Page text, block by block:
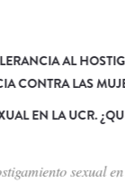
AL
CONTRA LAS
EN LA UCR.
sexual